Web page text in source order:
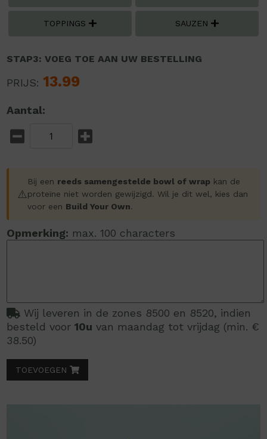
TOPPINGS SAUZEN
STAP3: VOEG TOE AAN UW BESTELLING
PRIJS: 13.99
Aantal:
⚠️
Bij een reeds samengestelde bowl of wrap kan de
proteïne niet worden gewijzigd. Wil je dit wel, kies dan
voor een Build Your Own.
Opmerking: max. 100 characters
Wij leveren in de zones 8500 en 8520, indien
besteld voor10u van maandag tot vrijdag (min. €
38.50)
TOEVOEGEN